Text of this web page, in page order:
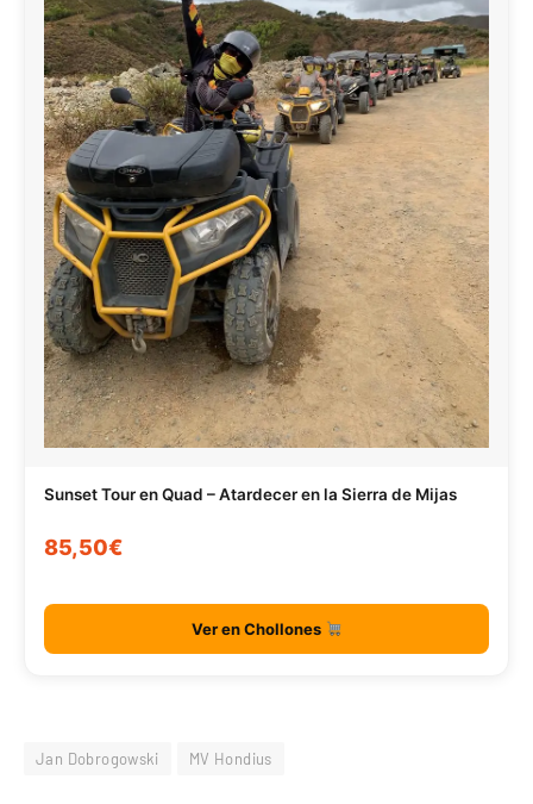
Sunset Tour en Quad – Atardecer en la Sierra de Mijas
85,50€
Ver en Chollones
Jan Dobrogowski MV Hondius